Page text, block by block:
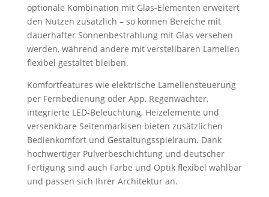
optionale Kombination mit Glas-Elementen erweitert
den Nutzen zusätzlich – so können Bereiche mit
dauerhafter Sonnenbestrahlung mit Glas versehen
werden, während andere mit verstellbaren Lamellen
flexibel gestaltet bleiben.
Komfortfeatures wie elektrische Lamellensteuerung
per Fernbedienung oder App, Regenwächter,
integrierte LED-Beleuchtung, Heizelemente und
versenkbare Seitenmarkisen bieten zusätzlichen
Bedienkomfort und Gestaltungsspielraum. Dank
hochwertiger Pulverbeschichtung und deutscher
Fertigung sind auch Farbe und Optik flexibel wählbar
und passen sich Ihrer Architektur an.